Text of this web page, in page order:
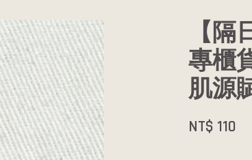
【
專櫃
肌源
NT$ 110